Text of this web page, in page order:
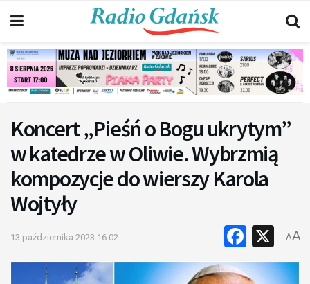
Koncert „Pieśń o Bogu ukrytym”
w katedrze w Oliwie. Wybrzmią
kompozycje do wierszy Karola
Wojtyły
13 października 2023 16:02 X
AA